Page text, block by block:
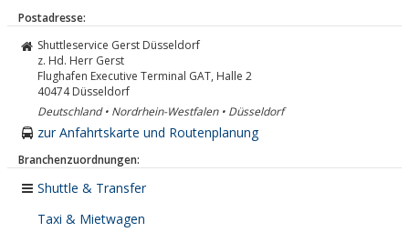
Postadresse:
Shuttleservice Gerst Düsseldorf
z. Hd. Herr Gerst
Flughafen Executive Terminal GAT, Halle 2
40474 Düsseldorf
Deutschland • Nordrhein-Westfalen • Düsseldorf
zur Anfahrtskarte und Routenplanung
Branchenzuordnungen:
Shuttle & Transfer
Taxi & Mietwagen